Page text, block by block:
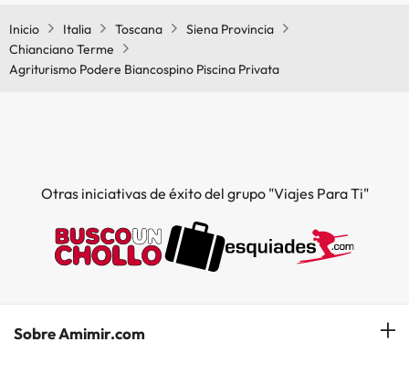
Inicio
Italia Toscana
Siena Provincia
Chianciano Terme
Agriturismo Podere Biancospino Piscina Privata
Otras iniciativas de éxito del grupo "Viajes Para Ti"
Sobre Amimir.com